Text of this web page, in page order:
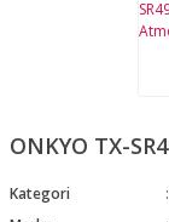
ONKYO TX-
Kategori